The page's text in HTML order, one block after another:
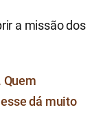
a missão dos
Quem
dá muito